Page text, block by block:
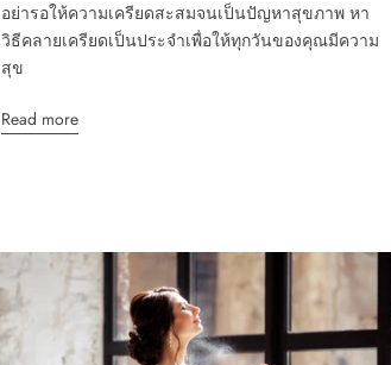
อย่ารอให้ความเครียดสะสมจนเป็นปัญหาสุขภาพ หา
วิธีคลายเครียดเป็นประจำเพื่อให้ทุกวันของคุณมีความ
สุข
Read more